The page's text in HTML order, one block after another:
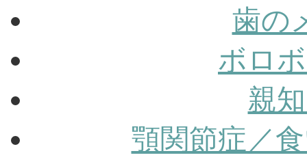
歯の
ボロ
親
顎関節症／